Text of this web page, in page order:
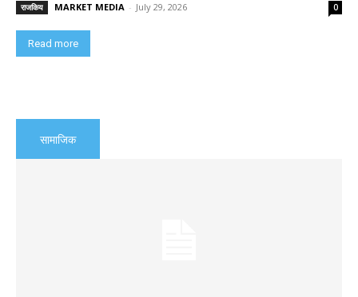
राजकिय MARKET MEDIA - July 29, 2026 0
Read more
सामाजिक